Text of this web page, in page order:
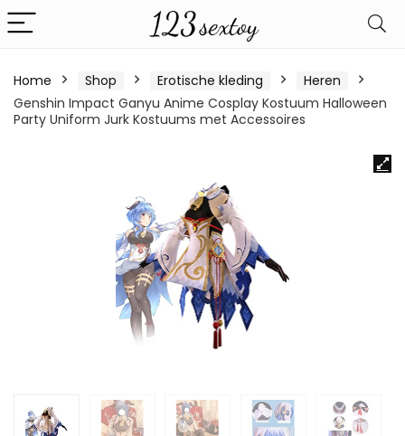
Home Shop Erotische kleding
Heren
Genshin Impact Ganyu Anime Cosplay Kostuum Halloween
Party Uniform Jurk Kostuums met Accessoires